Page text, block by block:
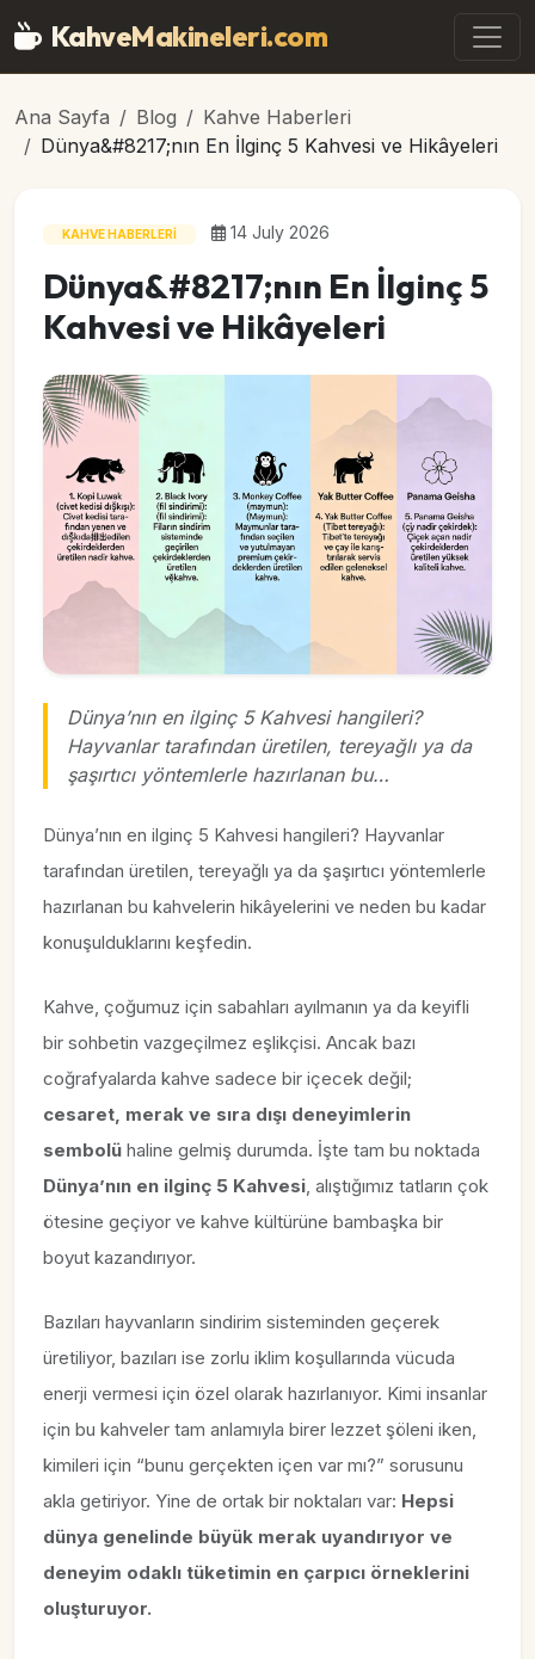
KahveMakineleri.com
Ana Sayfa Blog
Kahve Haberleri
Dünya&#8217;nın En İlginç 5 Kahvesi ve Hikâyeleri
KAHVE HABERLERI 14 July 2026
Dünya&#8217;nın En İlginç 5
Kahvesi ve Hikâyeleri
Dünya’nın en ilginç 5 Kahvesi hangileri?
Hayvanlar tarafından üretilen, tereyağlı ya da
şaşırtıcı yöntemlerle hazırlanan bu…
Dünya’nın en ilginç 5 Kahvesi hangileri? Hayvanlar
tarafından üretilen, tereyağlı ya da şaşırtıcı yöntemlerle
hazırlanan bu kahvelerin hikâyelerini ve neden bu kadar
konuşulduklarını keşfedin.
Kahve, çoğumuz için sabahları ayılmanın ya da keyifli
bir sohbetin vazgeçilmez eşlikçisi. Ancak bazı
coğrafyalarda kahve sadece bir içecek değil;
cesaret, merak ve sıra dışı deneyimlerin
sembolü haline gelmiş durumda. İşte tam bu noktada
Dünya’nın en ilginç 5 Kahvesi , alıştığımız tatların çok
ötesine geçiyor ve kahve kültürüne bambaşka bir
boyut kazandırıyor.
Bazıları hayvanların sindirim sisteminden geçerek
üretiliyor, bazıları ise zorlu iklim koşullarında vücuda
enerji vermesi için özel olarak hazırlanıyor. Kimi insanlar
için bu kahveler tam anlamıyla birer lezzet şöleni iken,
kimileri için “bunu gerçekten içen var mı?” sorusunu
akla getiriyor. Yine de ortak bir noktaları var: Hepsi
dünya genelinde büyük merak uyandırıyor ve
deneyim odaklı tüketimin en çarpıcı örneklerini
oluşturuyor.